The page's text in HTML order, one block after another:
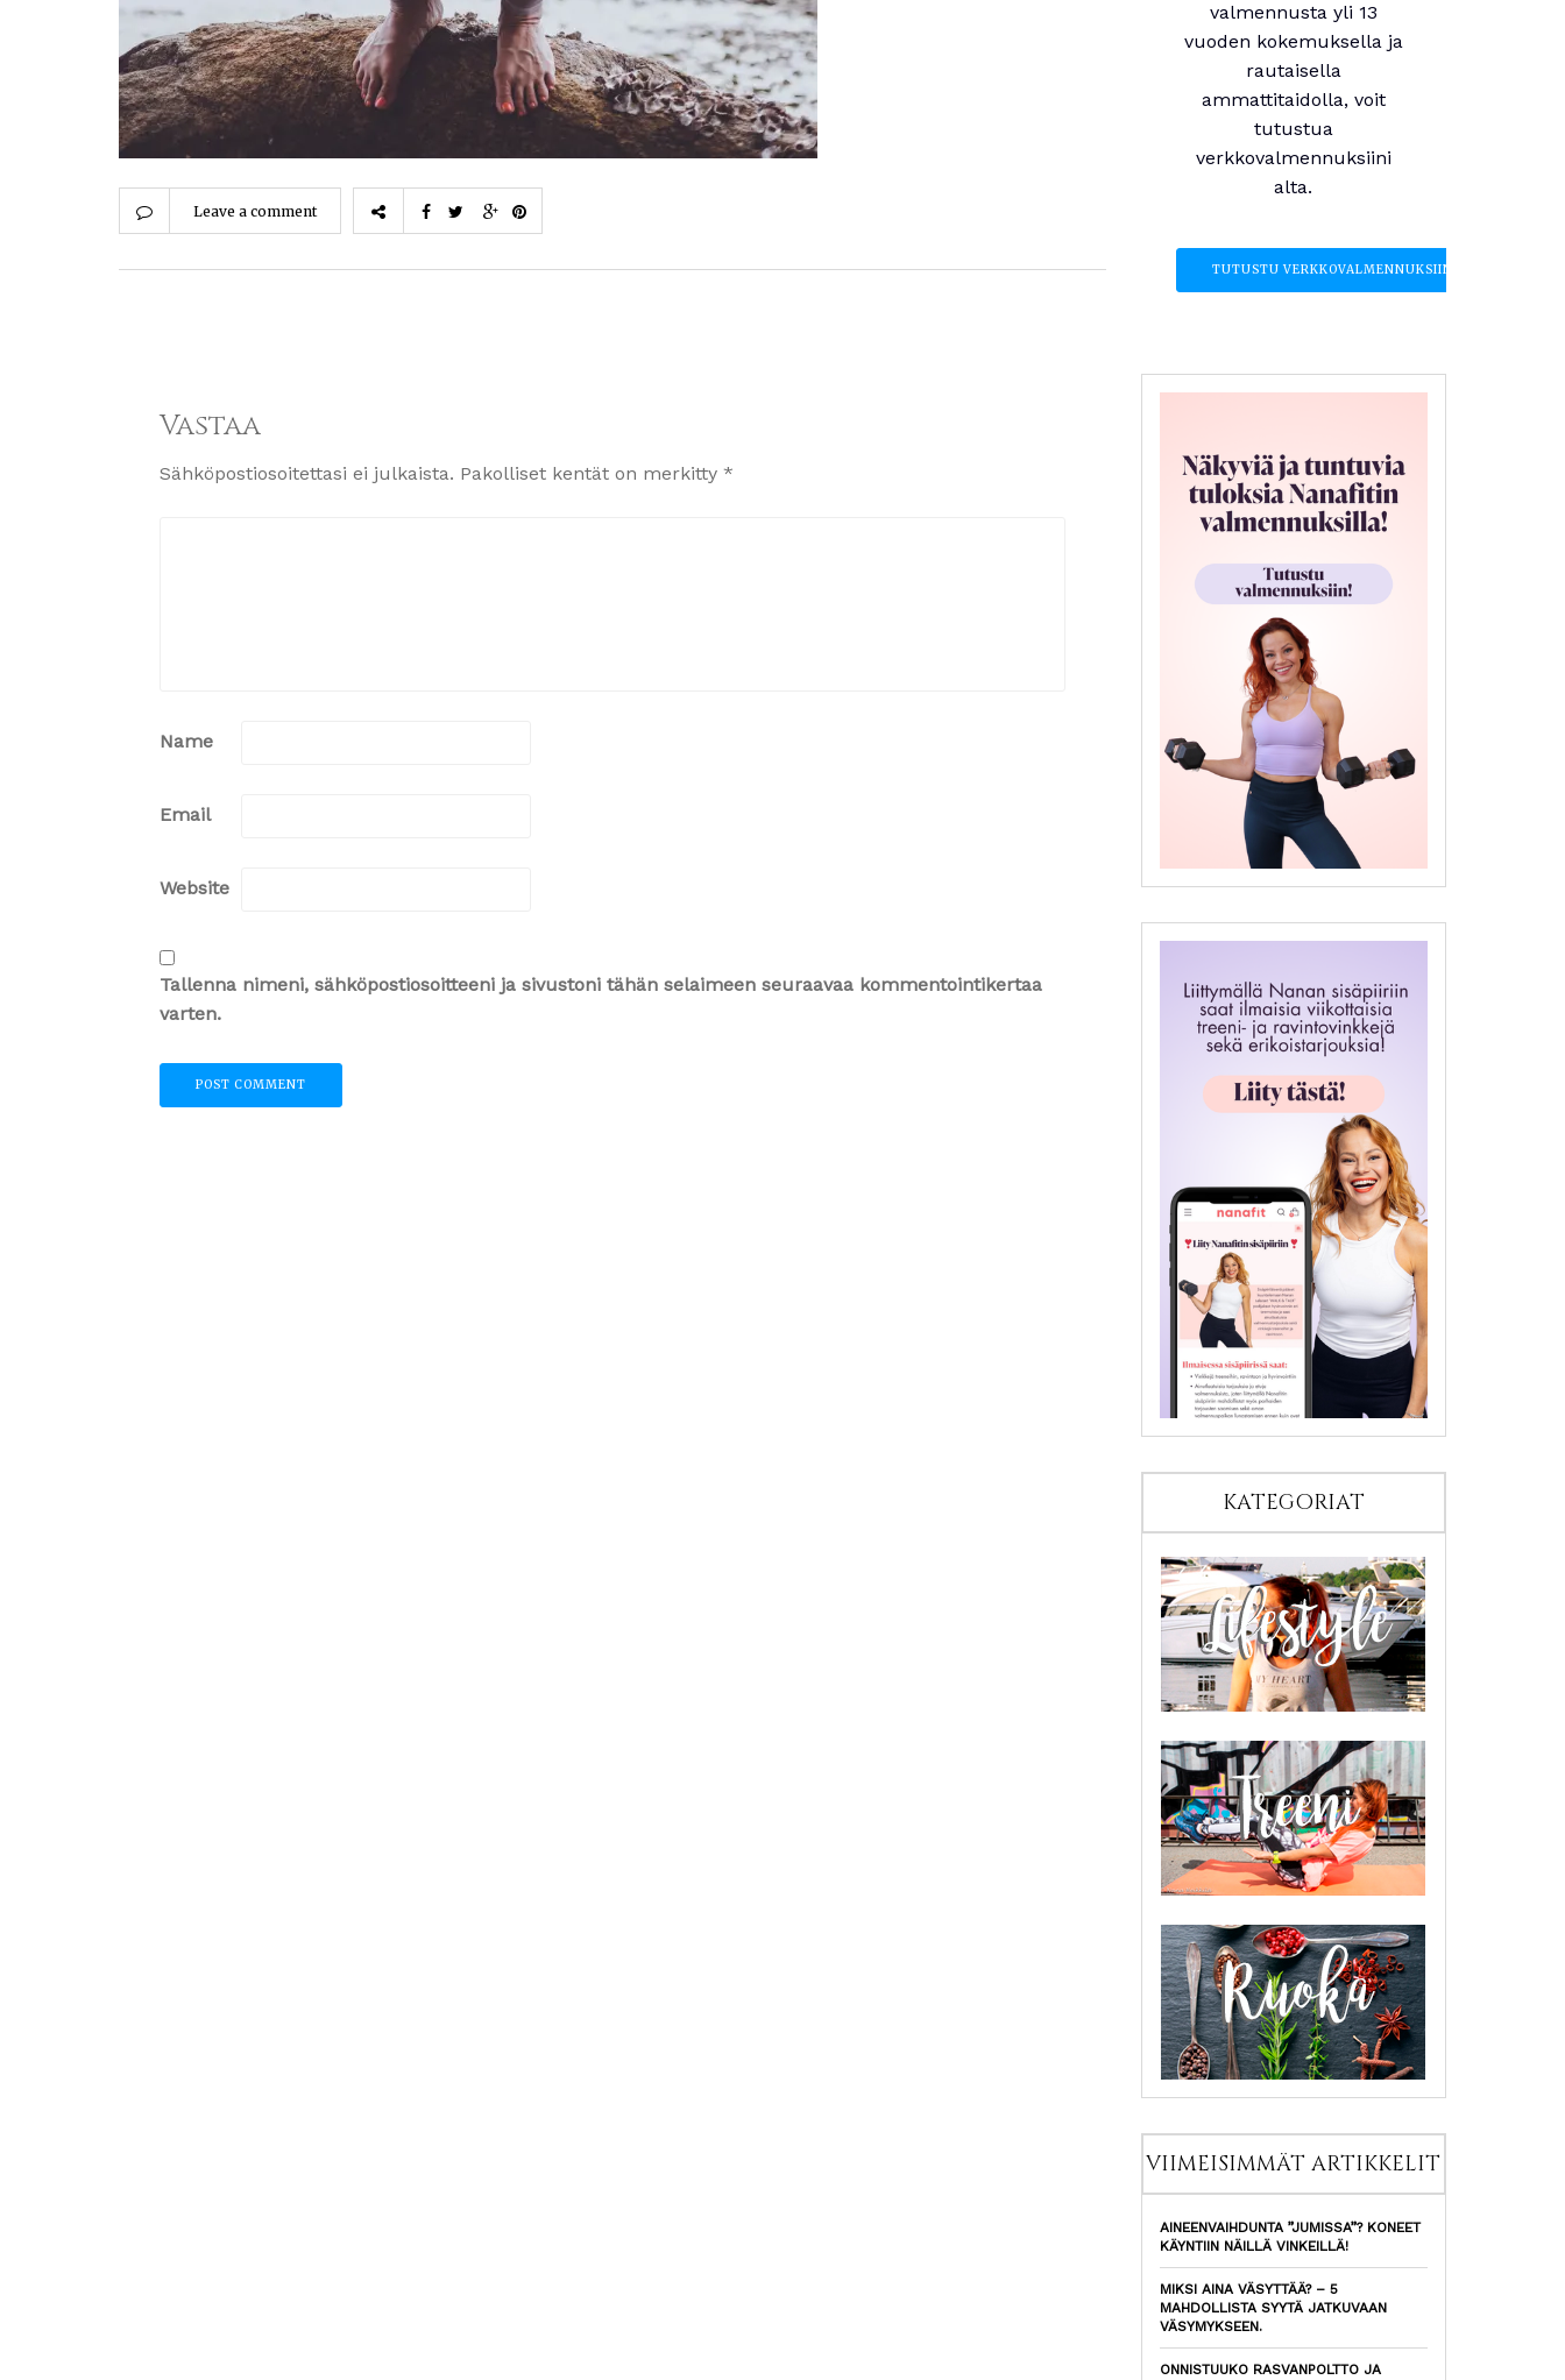
Leave a comment
Vastaa
Sähköpostiosoitettasi ei julkaista. Pakolliset kentät on merkitty *
Name
Email
Website
Tallenna nimeni, sähköpostiosoitteeni ja sivustoni tähän selaimeen seuraavaa kommentointikertaa
varten.
valmennusta yli 13
vuoden kokemuksella ja
rautaisella
ammattitaidolla, voit
tutustua
verkkovalmennuksiini
alta.
TUTUSTU VERKKOVALMENNUKSIIN
KATEGORIAT
VIIMEISIMMÄT ARTIKKELIT
AINEENVAIHDUNTA ”JUMISSA”? KONEET
KÄYNTIIN NÄILLÄ VINKEILLÄ!
MIKSI AINA VÄSYTTÄÄ? – 5
MAHDOLLISTA SYYTÄ JATKUVAAN
VÄSYMYKSEEN.
ONNISTUUKO RASVANPOLTTO JA